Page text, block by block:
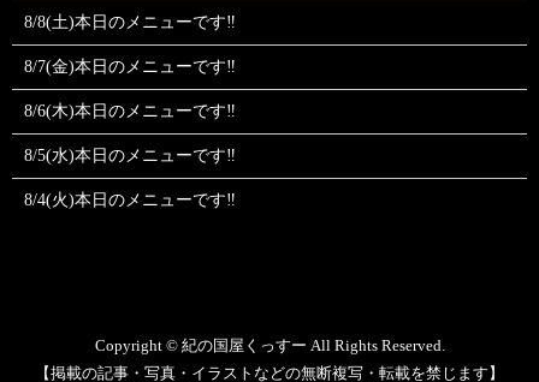
8/8(土)本日のメニューです‼️
8/7(金)本日のメニューです‼️
8/6(木)本日のメニューです‼️
8/5(水)本日のメニューです‼️
8/4(火)本日のメニューです‼️
Copyright © 紀の国屋くっすー All Rights Reserved.
【掲載の記事・写真・イラストなどの無断複写・転載を禁じます】